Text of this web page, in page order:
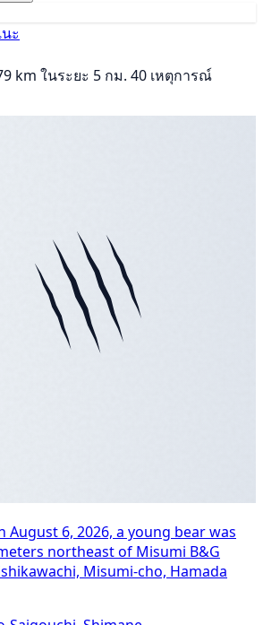
ะ
km ในระยะ 5 กม. 40 เหตุการณ์
August 6, 2026, a young bear was
northeast of Misumi B&G
Misumi-cho, Hamada